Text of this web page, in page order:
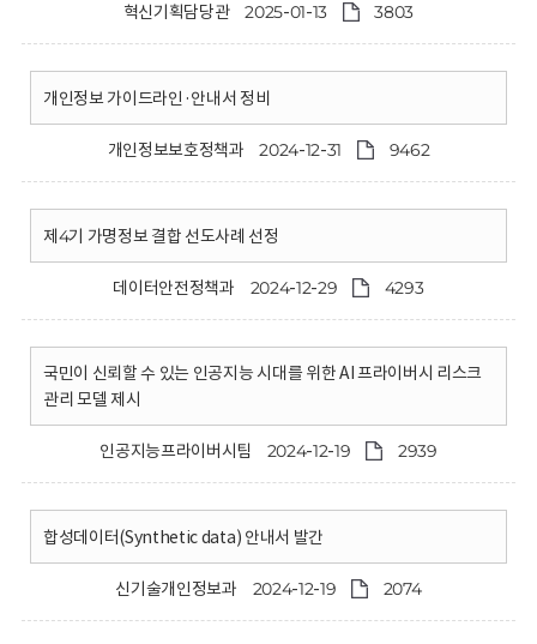
혁신기획담당관 2025-01-13 3803
개인정보 가이드라인·안내서 정비
개인정보보호정책과 2024-12-31 9462
제4기 가명정보 결합 선도사례 선정
데이터안전정책과 2024-12-29 4293
국민이 신뢰할 수 있는 인공지능 시대를 위한 AI 프라이버시 리스크
관리 모델 제시
인공지능프라이버시팀 2024-12-19 2939
합성데이터(Synthetic data) 안내서 발간
신기술개인정보과 2024-12-19 2074